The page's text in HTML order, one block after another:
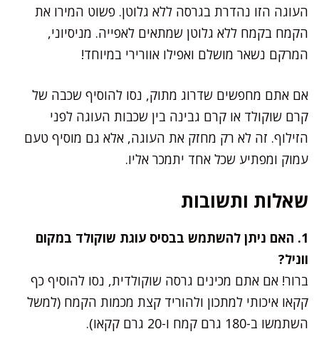
העוגה הזו נהדרת בגרסה ללא גלוטן. פשוט המירו את
הקמח בקמח ללא גלוטן שמתאים לאפייה. מניסיוני,
המרקם נשאר מושלם ואפילו אוורירי במיוחד!
אם אתם מחפשים שדרוג מתוק, נסו להוסיף שכבה של
קרם שוקולד או קרם גבינה בין שכבות העוגה לפני
הזילוף. זה לא רק מחזק את העוגה, אלא גם מוסיף טעם
עמוק ומפתיע שכל אחד יתמכר אליו.
שאלות ותשובות
1. האם ניתן להשתמש בבסיס עוגת שוקולד במקום
ווניל?
ברור! אם אתם מכינים גרסה שוקולדית, נסו להוסיף כף
קקאו איכותי למתכון ולהוריד קצת מכמות הקמח (למשל
השתמשו ב-180 גרם קמח ו-20 גרם קקאו).